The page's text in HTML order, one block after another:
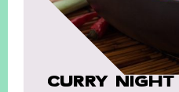
CURRY NIGHT